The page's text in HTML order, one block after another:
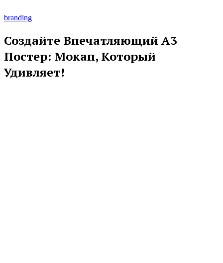
branding
Создайте Впечатляющий A3
Постер: Мокап, Который
Удивляет!